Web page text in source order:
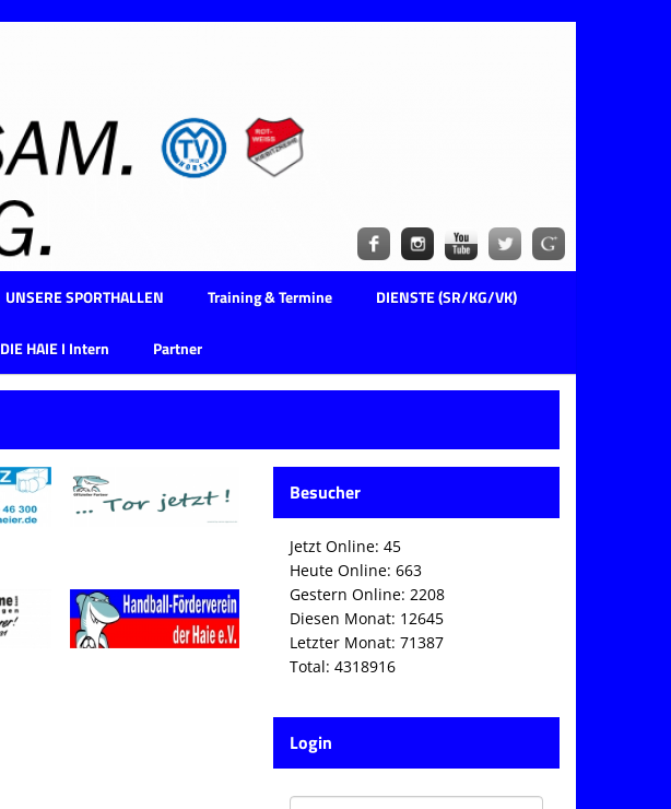
UNSERE SPORTHALLEN Training & Termine DIENSTE (SR/KG/VK)
DIE HAIE I Intern Partner
Besucher
Jetzt Online: 45
Heute Online: 663
Gestern Online: 2208
Diesen Monat: 12645
Letzter Monat: 71387
Total: 4318916
Login